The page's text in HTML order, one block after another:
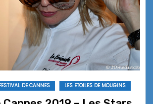
DE CANNES LES ETOILES DE MOUGINS